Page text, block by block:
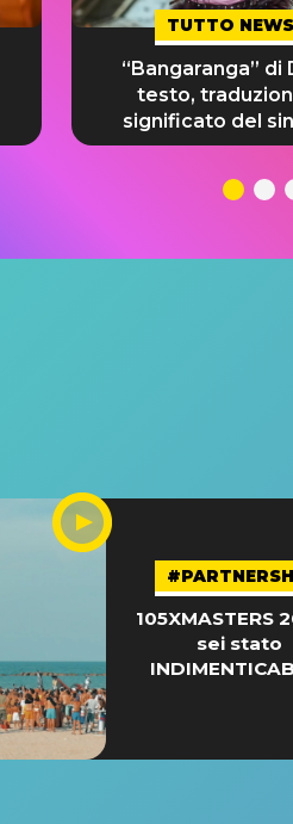
TUTTO NEWS
“Bangaranga” di
testo,
significato del
105XMASTERS
sei stato